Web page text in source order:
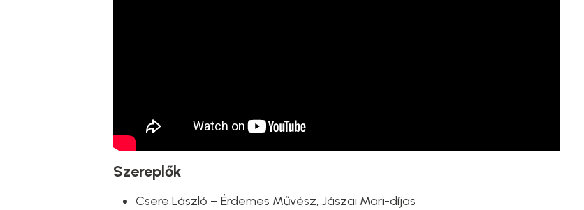
Szereplők
Csere László – Érdemes Művész, Jászai Mari-díjas